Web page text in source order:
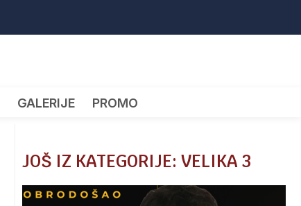
GALERIJE PROMO
JOŠ IZ KATEGORIJE: VELIKA 3